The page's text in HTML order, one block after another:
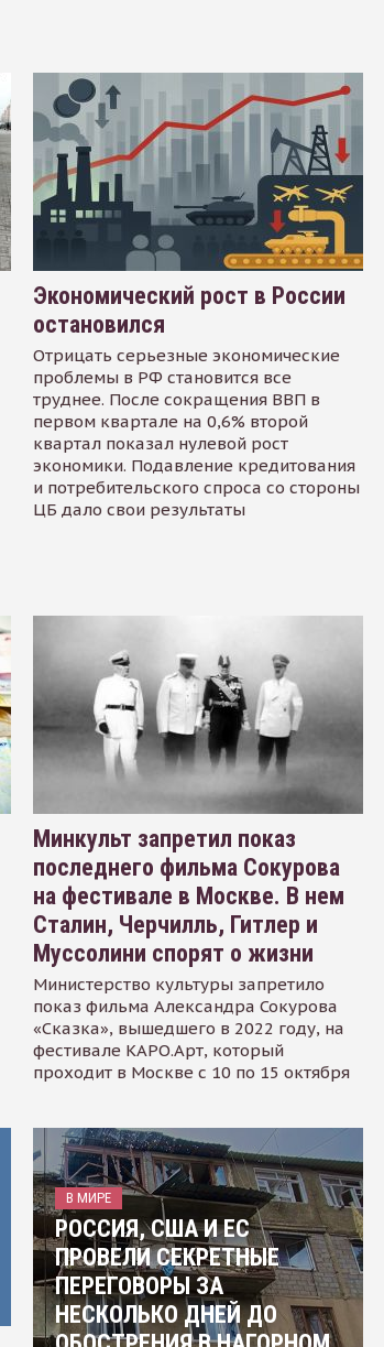
Экономический рост в России
остановился
Отрицать серьезные экономические
проблемы в РФ становится все
труднее. После сокращения ВВП в
первом квартале на 0,6% второй
квартал показал нулевой рост
экономики. Подавление кредитования
и потребительского спроса со стороны
ЦБ дало свои результаты
Минкульт запретил показ
последнего фильма Сокурова
на фестивале в Москве. В нем
Сталин, Черчилль, Гитлер и
Муссолини спорят о жизни
Министерство культуры запретило
показ фильма Александра Сокурова
«Сказка», вышедшего в 2022 году, на
фестивале КАРО.Арт, который
проходит в Москве с 10 по 15 октября
В МИРЕ
РОССИЯ, США И ЕС
ПРОВЕЛИ СЕКРЕТНЫЕ
ПЕРЕГОВОРЫ ЗА
НЕСКОЛЬКО ДНЕЙ ДО